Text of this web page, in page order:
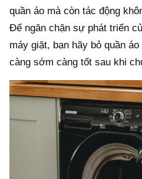
quần áo mà còn tác động
Để ngăn chặn sự phát triển
máy giặt, bạn hãy bỏ quần
càng sớm càng tốt sau khi